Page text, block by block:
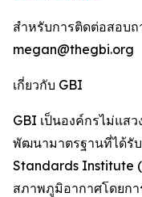
สำหรับการติดต่อสอบ
megan@thegbi.org
เกี่ยวกับ GBI
GBI เป็นองค์กรไม่แสว
พัฒนามาตรฐานที่ได้รั
Standards Institute
สภาพภูมิอากาศโดยก